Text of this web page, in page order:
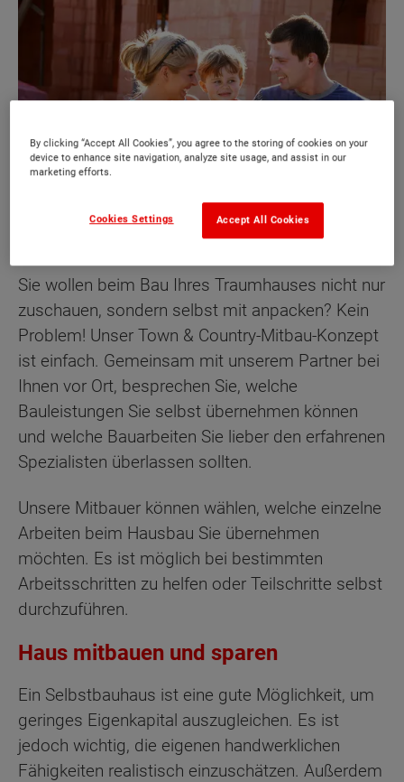
Sie wollen beim Bau Ihres Traumhauses nicht nur
zuschauen, sondern selbst mit anpacken? Kein
Problem! Unser Town & Country-Mitbau-Konzept
ist einfach. Gemeinsam mit unserem Partner bei
Ihnen vor Ort, besprechen Sie, welche
Bauleistungen Sie selbst übernehmen können
und welche Bauarbeiten Sie lieber den erfahrenen
Spezialisten überlassen sollten.
Unsere Mitbauer können wählen, welche einzelne
Arbeiten beim Hausbau Sie übernehmen
möchten. Es ist möglich bei bestimmten
Arbeitsschritten zu helfen oder Teilschritte selbst
durchzuführen.
Haus mitbauen und sparen
Ein Selbstbauhaus ist eine gute Möglichkeit, um
geringes Eigenkapital auszugleichen. Es ist
jedoch wichtig, die eigenen handwerklichen
Fähigkeiten realistisch einzuschätzen. Außerdem
By clicking “Accept All Cookies”, you agree to the storing of cookies on your
device to enhance site navigation, analyze site usage, and assist in our
marketing efforts.
Accept All Cookies
Cookies Settings